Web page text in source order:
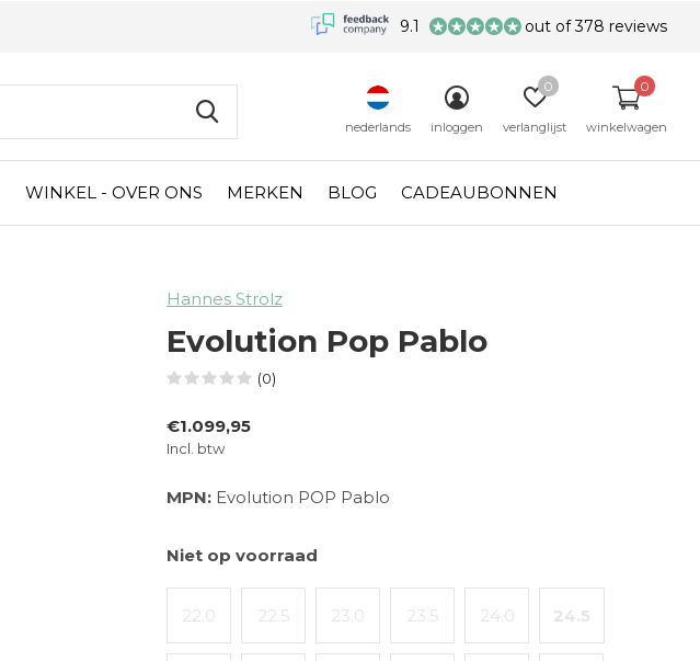
WINKEL - OVER ONS MERKEN BLOG CADEAUBONNEN
nederlands inloggen verlanglijst
0
winkelwagen
0
9.1 out of 378 reviews
Hannes Strolz
Evolution Pop Pablo
(0)
€1.099,95
Incl. btw
MPN: Evolution POP Pablo
Niet op voorraad
22.0 22.5 23.0 23.5 24.0 24.5